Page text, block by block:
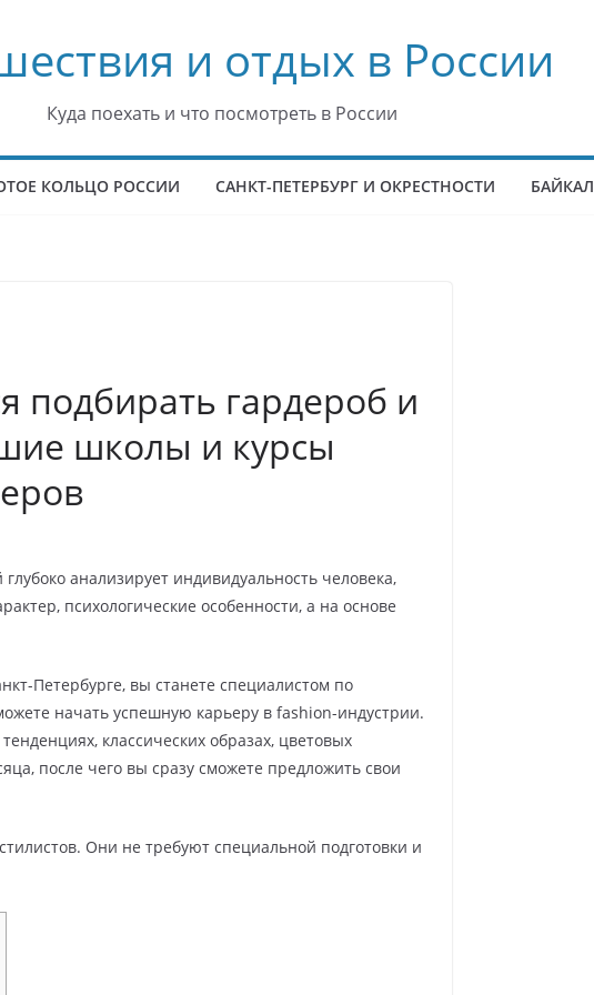
и отдых в России
Куда поехать и что посмотреть в России
КОЛЬЦО РОССИИ САНКТ-ПЕТЕРБУРГ И ОКРЕСТНОСТИ БАЙКАЛ
подбирать гардероб и
школы и курсы
анализирует индивидуальность человека,
психологические особенности, а на основе
Петербурге, вы станете специалистом по
начать успешную карьеру в fashion-индустрии.
классических образах, цветовых
после чего вы сразу сможете предложить свои
Они не требуют специальной подготовки и